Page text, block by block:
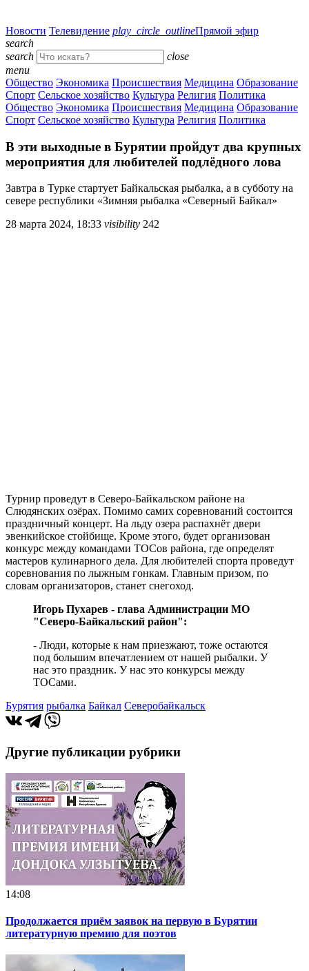
Новости Телевидение play_circle_outlineПрямой эфир
search
search
close
menu
Общество Экономика Происшествия Медицина Образование
Спорт Сельское хозяйство Культура Религия Политика
Общество Экономика Происшествия Медицина Образование
Спорт Сельское хозяйство Культура Религия Политика
В эти выходные в Бурятии пройдут два крупных
мероприятия для любителей подлёдного лова
Завтра в Турке стартует Байкальская рыбалка, а в субботу на
севере республики «Зимняя рыбалка «Северный Байкал»
28 марта 2024, 18:33 visibility 242
Турнир проведут в Северо-Байкальском районе на
Слюдянских озёрах. Помимо самих соревнований состоится
праздничный концерт. На льду озера распахнёт двери
эвенкийское стойбище. Кроме этого, будет организован
конкурс между командами ТОСов района, где определят
мастеров кулинарного дела. Для любителей спорта проведут
соревнования по лыжным гонкам. Главным призом, по
словам организаторов, станет снегоход.
Игорь Пухарев - глава Администрации МО
"Северо-Байкальский район":
- Люди, которые к нам приезжают, тоже остаются
под большим впечатлением от нашей рыбалки. У
нас это праздник. У нас это конкурсы между
ТОСами.
Бурятия рыбалка Байкал Северобайкальск
Другие публикации рубрики
14:08
Продолжается приём заявок на первую в Бурятии
литературную премию для поэтов